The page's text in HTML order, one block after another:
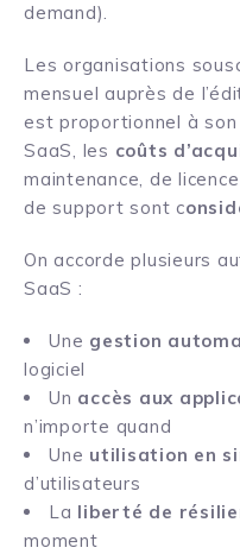
demand).
Les organisations
mensuel auprès de
est proportionnel à
SaaS, les coûts
maintenance, de
de support sont c
On accorde plusieurs
SaaS :
Une gestion
logiciel
Un accès aux
n’importe quand
Une utilisation en
d’utilisateurs
La liberté de
moment